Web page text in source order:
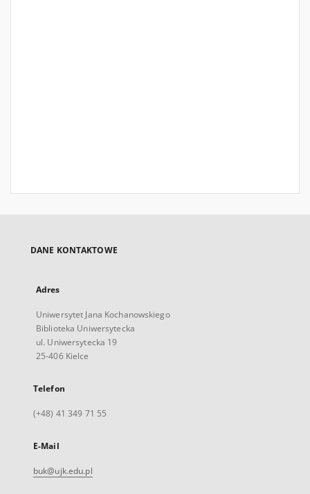
DANE KONTAKTOWE
Adres
Uniwersytet Jana Kochanowskiego
Biblioteka Uniwersytecka
ul. Uniwersytecka 19
25-406 Kielce
Telefon
(+48) 41 349 71 55
E-Mail
buk@ujk.edu.pl